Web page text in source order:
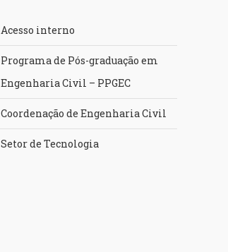
Acesso interno
Programa de Pós-graduação em
Engenharia Civil – PPGEC
Coordenação de Engenharia Civil
Setor de Tecnologia